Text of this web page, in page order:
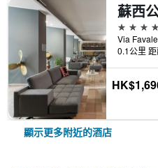
4星級
0.1公里
顯示更多附近的酒店